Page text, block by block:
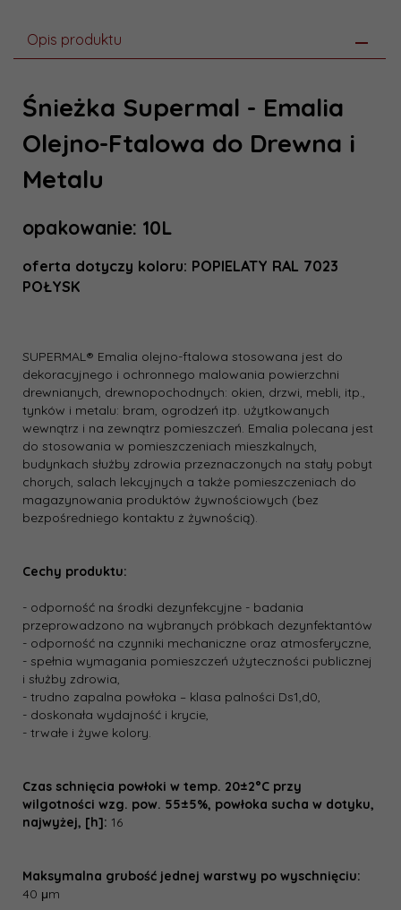
Opis produktu
Śnieżka Supermal - Emalia
Olejno-Ftalowa do Drewna i
Metalu
opakowanie: 10L
oferta dotyczy koloru: POPIELATY RAL 7023
POŁYSK
SUPERMAL® Emalia olejno-ftalowa stosowana jest do
dekoracyjnego i ochronnego malowania powierzchni
drewnianych, drewnopochodnych: okien, drzwi, mebli, itp.,
tynków i metalu: bram, ogrodzeń itp. użytkowanych
wewnątrz i na zewnątrz pomieszczeń. Emalia polecana jest
do stosowania w pomieszczeniach mieszkalnych,
budynkach służby zdrowia przeznaczonych na stały pobyt
chorych, salach lekcyjnych a także pomieszczeniach do
magazynowania produktów żywnościowych (bez
bezpośredniego kontaktu z żywnością).
Cechy produktu:
- odporność na środki dezynfekcyjne - badania
przeprowadzono na wybranych próbkach dezynfektantów
- odporność na czynniki mechaniczne oraz atmosferyczne,
- spełnia wymagania pomieszczeń użyteczności publicznej
i służby zdrowia,
- trudno zapalna powłoka – klasa palności D­s1,d0,
- doskonała wydajność i krycie,
- trwałe i żywe kolory.
Czas schnięcia powłoki w temp. 20±2°C przy
wilgotności wzg. pow. 55±5%, powłoka sucha w dotyku,
najwyżej, [h]: 16
Maksymalna grubość jednej warstwy po wyschnięciu:
40 μm